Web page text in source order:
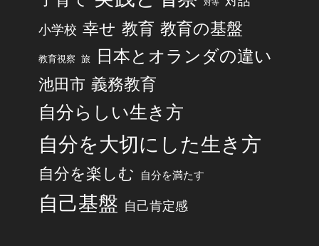
対等
小学校 幸せ 教育 教育の基盤
教育視察 旅 日本とオランダの違い
池田市 義務教育
自分らしい生き方
自分を大切にした生き方
自分を楽しむ 自分を満たす
自己基盤 自己肯定感